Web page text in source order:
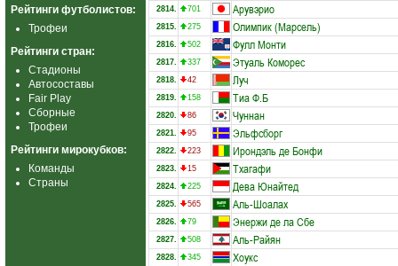
Рейтинги футболистов:
Трофеи
Рейтинги стран:
Стадионы
Автосоставы
Fair Play
Сборные
Трофеи
Рейтинги мирокубков:
Команды
Страны
2814. 701 Арувэрио
2815. 275 Олимпик (Марсель)
2816. 502 Фулл Монти
2817. 337 Этуаль Коморес
2818. 42 Луч
2819. 158 Тиа Ф.Б
2820. 86 Чуннан
2821. 95 Эльфсборг
2822. 223 Ирондэль де Бонфи
2823. 15 Тхагафи
2824. 225 Дева Юнайтед
2825. 565 Аль-Шоалах
2826. 79 Энержи де ла Сбе
2827. 508 Аль-Райян
2828. 345 Хоукс